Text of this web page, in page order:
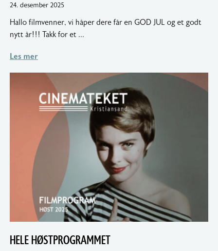
24. desember 202518.
2026
Hallo filmvenner, vi håper dere får en GOD JUL og et godt
nytt år!!! Takk for et …
Les mer
HELE HØSTPROGRAMMET